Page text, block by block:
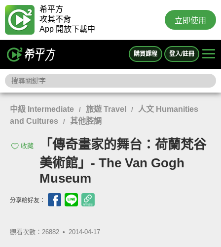
希平方
攻其不背
App 開放下載中
立即使用
購買課程 登入/註冊
中級 Intermediate / 旅遊 Travel /
人文 Humanities
and Cultures
/ 其他腔調
收藏
「傳奇畫家的舞台：荷蘭梵谷
美術館」- The Van Gogh
Museum
分享給好友：
觀看次數：26882 • 2014-04-17